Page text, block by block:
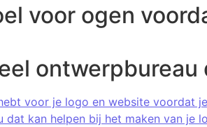
voor ogen
ontwerpbureau
voor je logo en website voordat
dat kan helpen bij het maken van je